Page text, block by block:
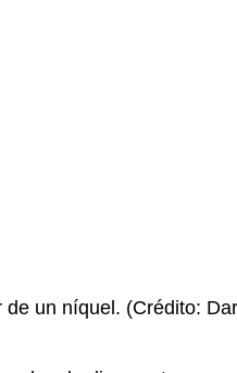
un níquel. (Crédito: